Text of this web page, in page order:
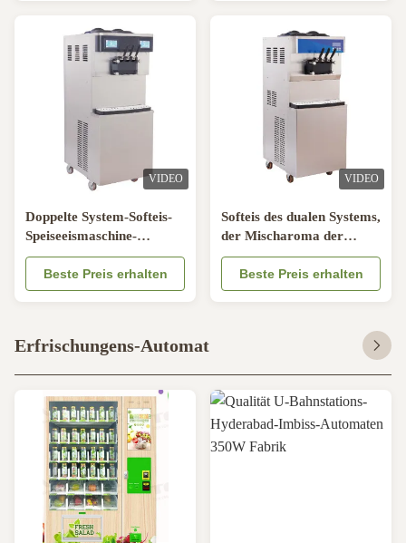
VIDEO
Doppelte System-Softeis-
Speiseeismaschine-
Handelsboden-Stellung
Beste Preis erhalten
VIDEO
Softeis des dualen Systems,
der Mischaroma der
Maschinen-Luftpumpe-
2+1 macht
Beste Preis erhalten
Erfrischungens-Automat